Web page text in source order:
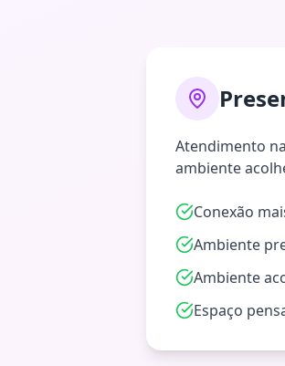
Atendimento
ambiente
Conexão
Ambiente
Ambiente
Espaço